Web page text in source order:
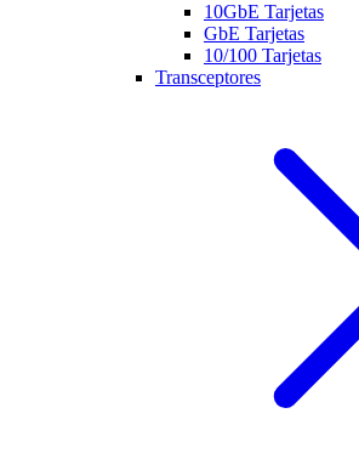
10GbE Tarjetas
GbE Tarjetas
10/100 Tarjetas
Transceptores